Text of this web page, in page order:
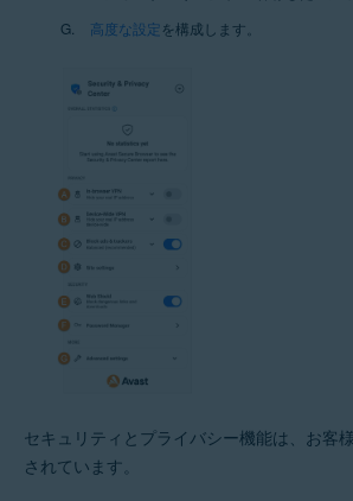
高度な設定を構成します。
セキュリティとプライバシー機能は、お客
されています。